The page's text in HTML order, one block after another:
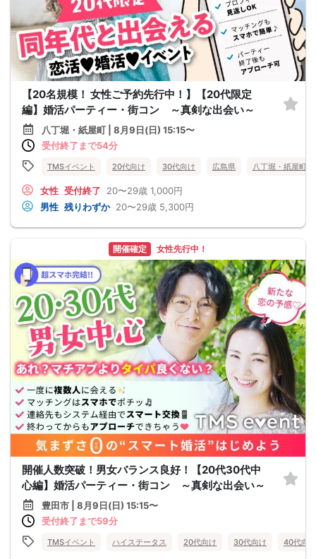
【20名規模！ 女性ご予約先行中！】【20代限定
編】婚活パーティー・街コン ～真剣な出会い～
八丁堀・紙屋町 | 8月9日(日) 15:15〜
受付終了まで54分
TMSイベント 20代向け 30代向け 広島県 八丁堀・紙屋町
女性 受付終了 20〜29歳 1,000円
男性 残りわずか 20〜29歳 5,300円
開催確定 女性先行中！
開催人数突破！男女バランス良好！【20代30代中
心編】婚活パーティー・街コン ～真剣な出会い～
豊田市 | 8月9日(日) 15:15〜
受付終了まで59分
TMSイベント ハイステータス 20代向け 30代向け 40代向け